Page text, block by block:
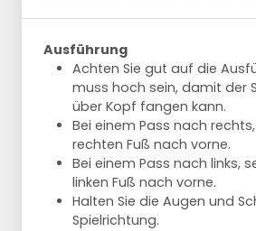
Ausführung
Achten Sie gut auf die
muss hoch sein, damit der
über Kopf fangen kann.
Bei einem Pass nach
rechten Fuß nach vorne.
Bei einem Pass nach links,
linken Fuß nach vorne.
Halten Sie die Augen und
Spielrichtung.